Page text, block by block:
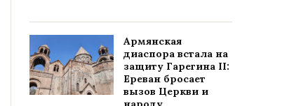
Армянская
диаспора встала на
защиту Гарегина II:
Ереван бросает
вызов Церкви и